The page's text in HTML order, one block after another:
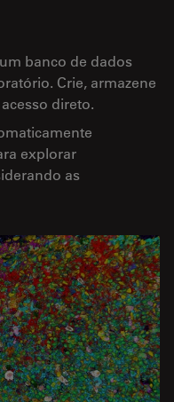
banco de dados
Crie, armazene
direto.
explorar
as